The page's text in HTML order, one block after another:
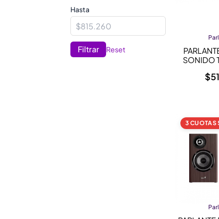
Hasta
Filtrar Reset
SONIDO
$
3 CUOTAS